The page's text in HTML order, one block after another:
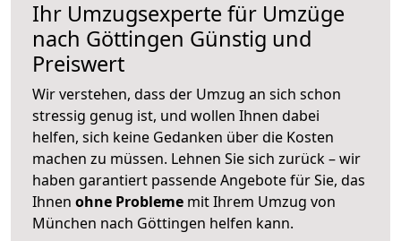
Ihr Umzugsexperte für Umzüge
nach Göttingen Günstig und
Preiswert
Wir verstehen, dass der Umzug an sich schon
stressig genug ist, und wollen Ihnen dabei
helfen, sich keine Gedanken über die Kosten
machen zu müssen. Lehnen Sie sich zurück – wir
haben garantiert passende Angebote für Sie, das
Ihnen ohne Probleme mit Ihrem Umzug von
München nach Göttingen helfen kann.